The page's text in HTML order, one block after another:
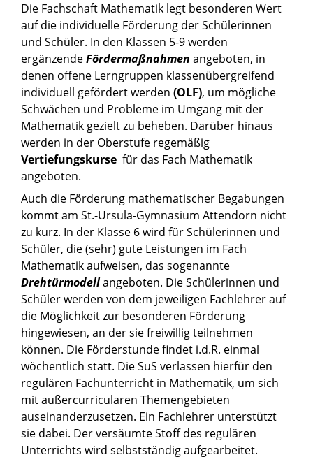
Die Fachschaft Mathematik legt besonderen Wert
auf die individuelle Förderung der Schülerinnen
und Schüler. In den Klassen 5-9 werden
ergänzendeFördermaßnahmen angeboten, in
denen offene Lerngruppen klassenübergreifend
individuell gefördert werden (OLF), um mögliche
Schwächen und Probleme im Umgang mit der
Mathematik gezielt zu beheben. Darüber hinaus
werden in der Oberstufe regemäßig
Vertiefungskurse für das Fach Mathematik
angeboten.
Auch die Förderung mathematischer Begabungen
kommt am St.-Ursula-Gymnasium Attendorn nicht
zu kurz. In der Klasse 6 wird für Schülerinnen und
Schüler, die (sehr) gute Leistungen im Fach
Mathematik aufweisen, das sogenannte
Drehtürmodellangeboten. Die Schülerinnen und
Schüler werden von dem jeweiligen Fachlehrer auf
die Möglichkeit zur besonderen Förderung
hingewiesen, an der sie freiwillig teilnehmen
können. Die Förderstunde findet i.d.R. einmal
wöchentlich statt. Die SuS verlassen hierfür den
regulären Fachunterricht in Mathematik, um sich
mit außercurricularen Themengebieten
auseinanderzusetzen. Ein Fachlehrer unterstützt
sie dabei. Der versäumte Stoff des regulären
Unterrichts wird selbstständig aufgearbeitet.